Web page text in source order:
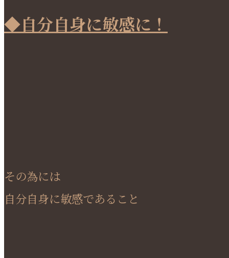
◆自分自身に敏感に！
その為には
自分自身に敏感であること